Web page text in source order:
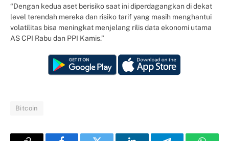
“Dengan kedua aset berisiko saat ini diperdagangkan di dekat
level terendah mereka dan risiko tarif yang masih menghantui
volatilitas bisa meningkat menjelang rilis data ekonomi utama
AS CPI Rabu dan PPI Kamis.”
Bitcoin